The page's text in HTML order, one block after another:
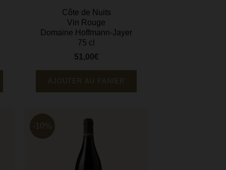
Côte de Nuits
Vin Rouge
Domaine Hoffmann-Jayer
75 cl
Prix
51,00€
AJOUTER AU PANIER
-10%